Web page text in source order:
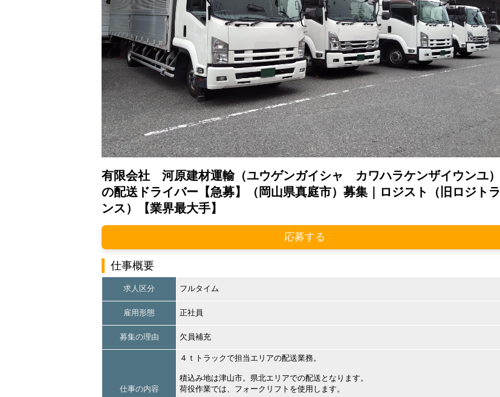
有限会社 河原建材運輸（ユウゲンガイシャ カワハラケンザイウンユ）
の配送ドライバー【急募】（岡山県真庭市）募集｜ロジスト（旧ロジトラ
ンス）【業界最大手】
応募する
仕事概要
求人区分 フルタイム
雇用形態 正社員
募集の理由 欠員補充
仕事の内容
４ｔトラックで担当エリアの配送業務。
積込み地は津山市。県北エリアでの配送となります。
荷役作業では、フォークリフトを使用します。